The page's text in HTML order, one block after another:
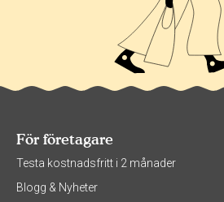
För företagare
Testa kostnadsfritt i 2 månader
Blogg & Nyheter